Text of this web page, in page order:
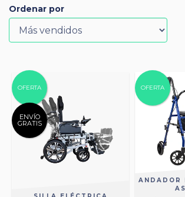
Ordenar por
OFERTA
ENVÍO
GRATIS
OFERTA
ANDADOR